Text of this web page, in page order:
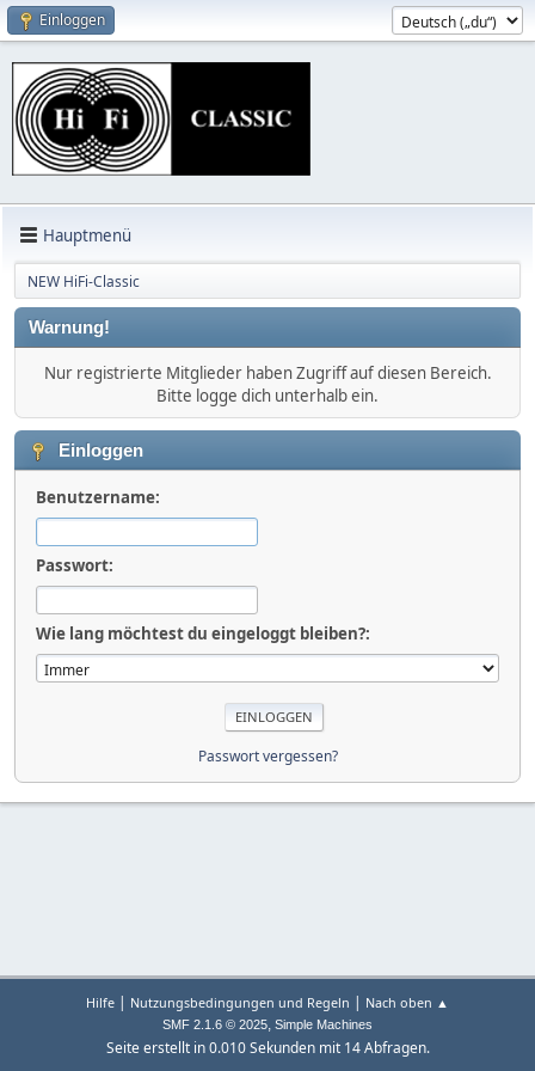
Einloggen
Hauptmenü
NEW HiFi-Classic
Warnung!
Nur registrierte Mitglieder haben Zugriff auf diesen Bereich.
Bitte logge dich unterhalb ein.
Einloggen
Benutzername:
Passwort:
Wie lang möchtest du eingeloggt bleiben?:
Passwort vergessen?
Hilfe | Nutzungsbedingungen und Regeln | Nach oben ▲
SMF 2.1.6 © 2025, Simple Machines
Seite erstellt in 0.010 Sekunden mit 14 Abfragen.